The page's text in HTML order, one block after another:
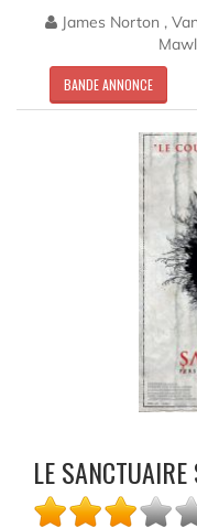
James Norton ,
BANDE ANNONCE
LE